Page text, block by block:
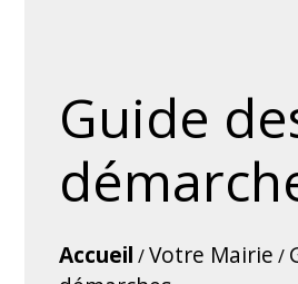
Guide
Accueil /Votre Mairie /